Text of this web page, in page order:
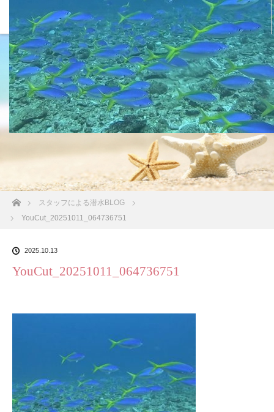
沖縄の海 BLOG
ホームスタッフによる潜水BLOG
YouCut_20251011_064736751
2025.10.13
YouCut_20251011_064736751